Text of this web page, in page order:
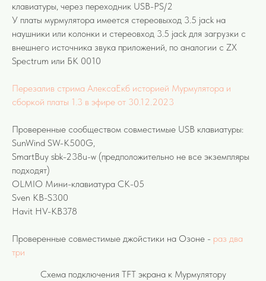
клавиатуры, через переходник USB-PS/2
У платы мурмулятора имеется стереовыход 3.5 jack на
наушники или колонки и стереовход 3.5 jack для загрузки с
внешнего источника звука приложений, по аналогии с ZX
Spectrum или БК 0010
Перезалив стрима АлексаЕкб историей Мурмулятора и
сборкой платы 1.3 в эфире от 30.12.2023
Проверенные сообществом совместимые USB клавиатуры:
SunWind SW-K500G,
SmartBuy sbk-238u-w (предположительно не все экземпляры
подходят)
OLMIO Мини-клавиатура СК-05
Sven KB-S300
Havit HV-KB378
Проверенные совместимые джойстики на Озоне - раз два
три
Cхема подключения TFT экрана к Мурмулятору